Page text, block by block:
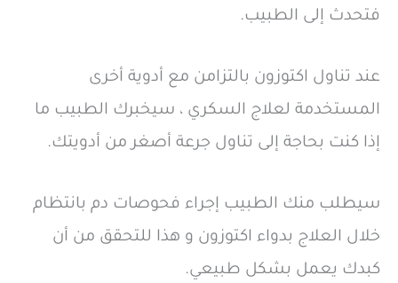
فتحدث إلى الطبيب.
عند تناول اكتوزون بالتزامن مع أدوية أخرى
المستخدمة لعلاج السكري ، سيخبرك الطبيب ما
إذا كنت بحاجة إلى تناول جرعة أصغر من أدويتك.
سيطلب منك الطبيب إجراء فحوصات دم بانتظام
خلال العلاج بدواء اكتوزون و هذا للتحقق من أن
كبدك يعمل بشكل طبيعي.